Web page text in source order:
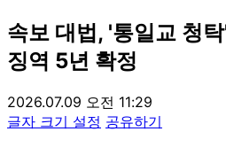
속보 대법, '통일교 청
징역 5년 확정
2026.07.09 오전 11:29
글자 크기 설정 공유하기